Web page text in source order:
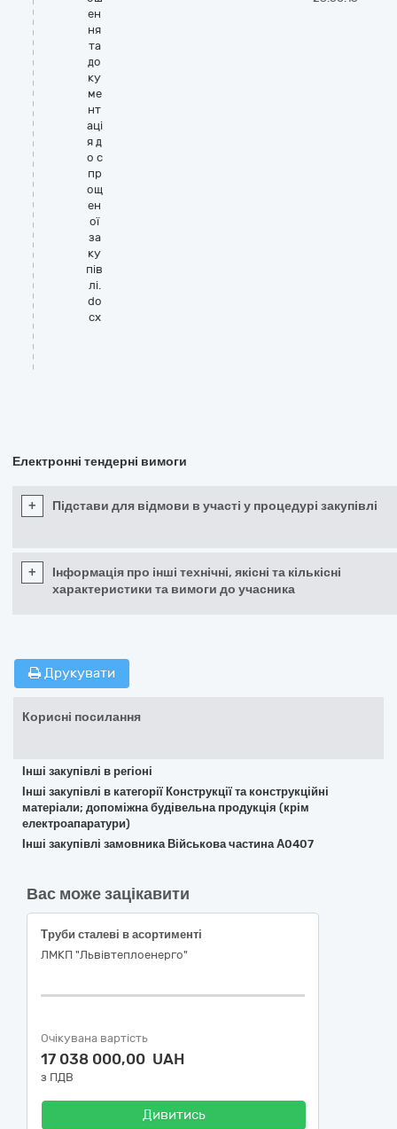
ен
ня
та
до
ку
ме
нт
аці
я д
о с
пр
ощ
ен
ої
за
ку
пів
лі.
do
cx
Електронні тендерні вимоги
+ Підстави для відмови в участі у процедурі закупівлі
+
Інформація про інші технічні, якісні та кількісні
характеристики та вимоги до учасника
Друкувати
Корисні посилання
Інші закупівлі в регіоні
Інші закупівлі в категорії Конструкції та конструкційні
матеріали; допоміжна будівельна продукція (крім
електроапаратури)
Інші закупівлі замовника Військова частина А0407
Вас може зацікавити
Труби сталеві в асортименті
ЛМКП "Львівтеплоенерго"
Очікувана вартість
17 038 000,00 UAH
з ПДВ
Дивитись